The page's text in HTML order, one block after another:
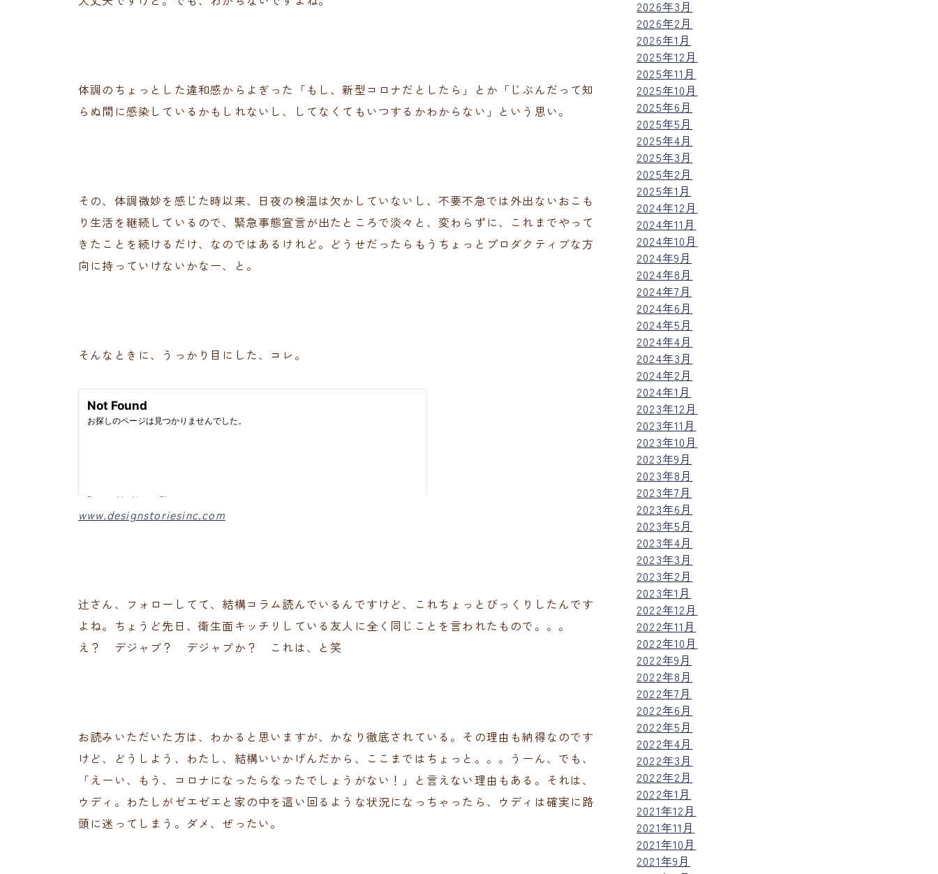
体調のちょっとした違和感からよぎった「もし、新型コロナだとしたら」とか「じぶんだって知
らぬ間に感染しているかもしれないし、してなくてもいつするかわからない」という思い。
その、体調微妙を感じた時以来、日夜の検温は欠かしていないし、不要不急では外出ないおこも
り生活を継続しているので、緊急事態宣言が出たところで淡々と、変わらずに、これまでやって
きたことを続けるだけ、なのではあるけれど。どうせだったらもうちょっとプロダクティブな方
向に持っていけないかなー、と。
そんなときに、うっかり目にした、コレ。
www.designstoriesinc.com
辻さん、フォローしてて、結構コラム読んでいるんですけど、これちょっとびっくりしたんです
よね。ちょうど先日、衛生面キッチリしている友人に全く同じことを言われたもので。。。
え？ デジャブ？ デジャブか？ これは、と笑
お読みいただいた方は、わかると思いますが、かなり徹底されている。その理由も納得なのです
けど、どうしよう、わたし、結構いいかげんだから、ここまではちょっと。。。うーん、でも、
「えーい、もう、コロナになったらなったでしょうがない！」と言えない理由もある。それは、
ウディ。わたしがゼエゼエと家の中を這い回るような状況になっちゃったら、ウディは確実に路
頭に迷ってしまう。ダメ、ぜったい。
2026年3月
2026年2月
2026年1月
2025年12月
2025年11月
2025年10月
2025年6月
2025年5月
2025年4月
2025年3月
2025年2月
2025年1月
2024年12月
2024年11月
2024年10月
2024年9月
2024年8月
2024年7月
2024年6月
2024年5月
2024年4月
2024年3月
2024年2月
2024年1月
2023年12月
2023年11月
2023年10月
2023年9月
2023年8月
2023年7月
2023年6月
2023年5月
2023年4月
2023年3月
2023年2月
2023年1月
2022年12月
2022年11月
2022年10月
2022年9月
2022年8月
2022年7月
2022年6月
2022年5月
2022年4月
2022年3月
2022年2月
2022年1月
2021年12月
2021年11月
2021年10月
2021年9月